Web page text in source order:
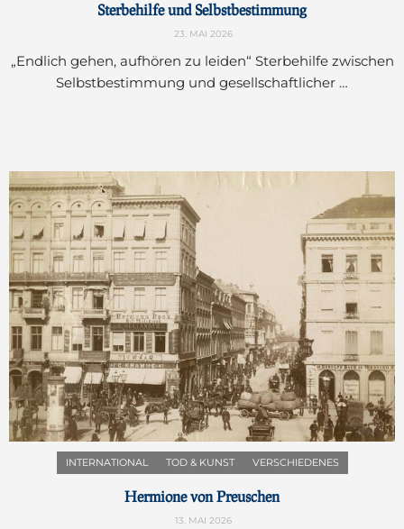
Sterbehilfe und Selbstbestimmung
23. MAI 2026
„Endlich gehen, aufhören zu leiden“ Sterbehilfe zwischen
Selbstbestimmung und gesellschaftlicher …
INTERNATIONAL TOD & KUNST VERSCHIEDENES
Hermione von Preuschen
13. MAI 2026